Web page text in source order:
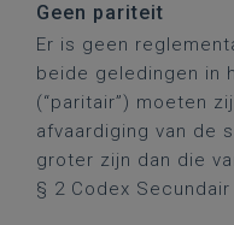
Geen pariteit
Er is geen
beide geledingen in
(“paritair”) moeten
afvaardiging van de
groter zijn dan die
§ 2 Codex Secundair